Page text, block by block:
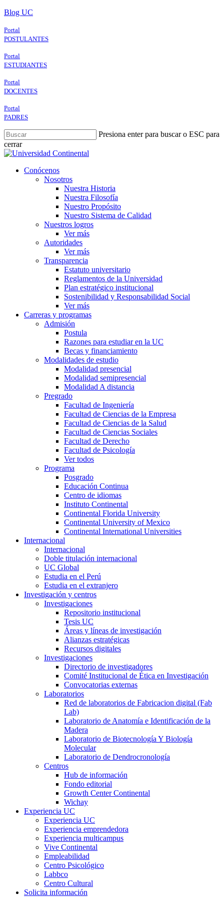
Skip
main
content
Blog UC
Portal
POSTULANTES
Portal
ESTUDIANTES
Portal
DOCENTES
Portal
PADRES
Presiona enter para buscar o ESC para
cerrar
Close
search
Menu
Conócenos
Nosotros
Nuestra Historia
Nuestra Filosofía
Nuestro Propósito
Nuestro Sistema de Calidad
Nuestros logros
Ver más
Autoridades
Ver más
Transparencia
Estatuto universitario
Reglamentos de la Universidad
Plan estratégico institucional
Sostenibilidad y Responsabilidad Social
Ver más
Carreras y programas
Admisión
Postula
Razones para estudiar en la UC
Becas y financiamiento
Modalidades de estudio
Modalidad presencial
Modalidad semipresencial
Modalidad A distancia
Pregrado
Facultad de Ingeniería
Facultad de Ciencias de la Empresa
Facultad de Ciencias de la Salud
Facultad de Ciencias Sociales
Facultad de Derecho
Facultad de Psicología
Ver todos
Programa
Posgrado
Educación Continua
Centro de idiomas
Instituto Continental
Continental Florida University
Continental University of Mexico
Continental International Universities
Internacional
Internacional
Doble titulación internacional
UC Global
Estudia en el Perú
Estudia en el extranjero
Investigación y centros
Investigaciones
Repositorio institucional
Tesis UC
Áreas y líneas de investigación
Alianzas estratégicas
Recursos digitales
Investigaciones
Directorio de investigadores
Comité Institucional de Ética en Investigación
Convocatorias externas
Laboratorios
Red de laboratorios de Fabricacion digital (Fab
Lab)
Laboratorio de Anatomía e Identificación de la
Madera
Laboratorio de Biotecnología Y Biología
Molecular
Laboratorio de Dendrocronología
Centros
Hub de información
Fondo editorial
Growth Center Continental
Wichay
Experiencia UC
Experiencia UC
Experiencia emprendedora
Experiencia multicampus
Vive Continental
Empleabilidad
Centro Psicológico
Labbco
Centro Cultural
Solicita información